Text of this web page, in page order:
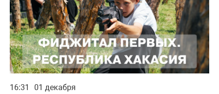
16:31 01 декабря